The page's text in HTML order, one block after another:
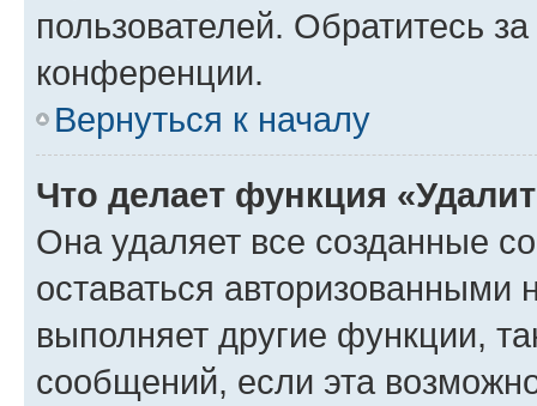
пользователей. Обратитесь
конференции.
Вернуться к началу
Что делает функция
Она удаляет все созданные
оставаться авторизованными
выполняет другие функции,
сообщений, если эта